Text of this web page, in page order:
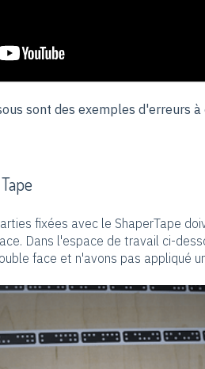
sont des exemples d'erreurs à
fixées avec le ShaperTape
Dans l'espace de travail ci-
face et n'avons pas appliqué